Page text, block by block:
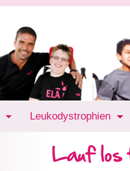
Leukodystrophien
Lauf